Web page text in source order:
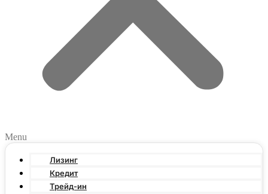
Menu
Лизинг
Кредит
Трейд-ин